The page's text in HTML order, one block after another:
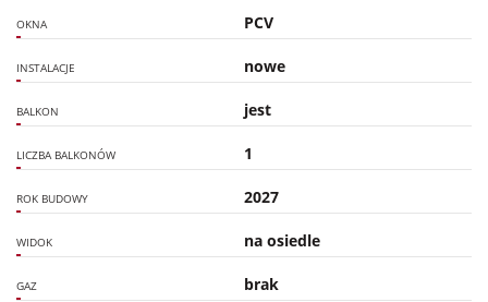
OKNA PCV
INSTALACJE nowe
BALKON jest
LICZBA BALKONÓW 1
ROK BUDOWY 2027
WIDOK na osiedle
GAZ brak